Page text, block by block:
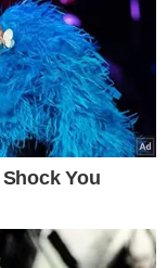
de cacau
e
mesmo
de alimentos
e cervejas
um